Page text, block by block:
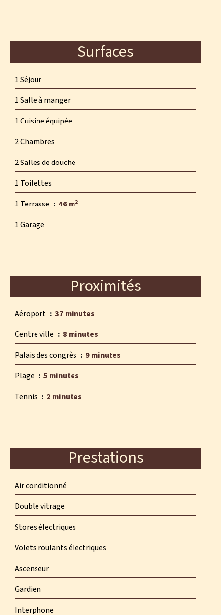
Surfaces
1 Séjour
1 Salle à manger
1 Cuisine équipée
2 Chambres
2 Salles de douche
1 Toilettes
1 Terrasse
46 m²
1 Garage
Proximités
Aéroport
37 minutes
Centre ville
8 minutes
Palais des congrès
9 minutes
Plage
5 minutes
Tennis
2 minutes
Prestations
Air conditionné
Double vitrage
Stores électriques
Volets roulants électriques
Ascenseur
Gardien
Interphone